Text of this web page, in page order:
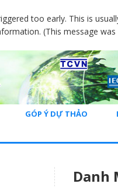
too early. This is
(This message was
GÓP Ý DỰ THẢO
Danh